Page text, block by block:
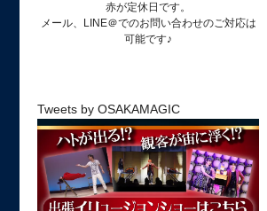
赤が定休日です。
メール、LINE＠でのお問い合わせのご対応は
可能です♪
Tweets by OSAKAMAGIC